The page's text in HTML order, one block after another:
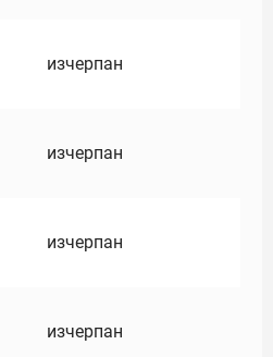
изчерпан
изчерпан
изчерпан
изчерпан